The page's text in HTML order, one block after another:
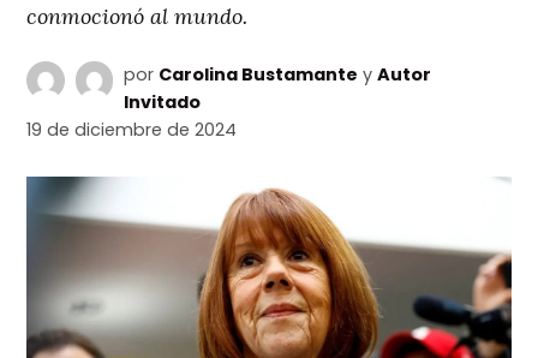
conmocionó al mundo.
por Carolina Bustamante yAutor
Invitado
19 de diciembre de 2024